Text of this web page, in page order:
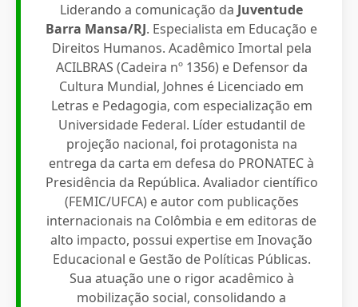
Liderando a comunicação da Juventude
Barra Mansa/RJ. Especialista em Educação e
Direitos Humanos. Acadêmico Imortal pela
ACILBRAS (Cadeira nº 1356) e Defensor da
Cultura Mundial, Johnes é Licenciado em
Letras e Pedagogia, com especialização em
Universidade Federal. Líder estudantil de
projeção nacional, foi protagonista na
entrega da carta em defesa do PRONATEC à
Presidência da República. Avaliador científico
(FEMIC/UFCA) e autor com publicações
internacionais na Colômbia e em editoras de
alto impacto, possui expertise em Inovação
Educacional e Gestão de Políticas Públicas.
Sua atuação une o rigor acadêmico à
mobilização social, consolidando a